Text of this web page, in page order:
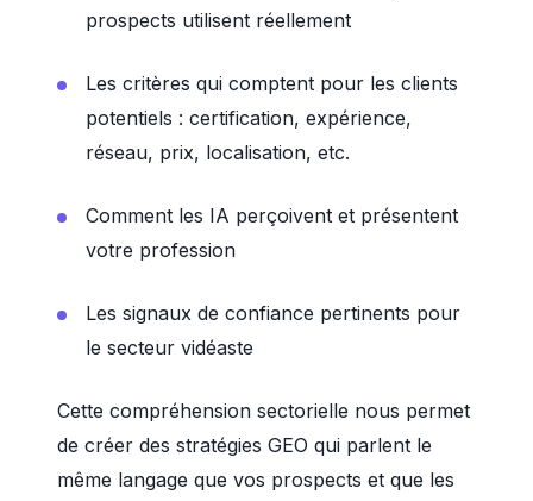
prospects utilisent réellement
Les critères qui comptent pour les clients
potentiels : certification, expérience,
réseau, prix, localisation, etc.
Comment les IA perçoivent et présentent
votre profession
Les signaux de confiance pertinents pour
le secteur vidéaste
Cette compréhension sectorielle nous permet
de créer des stratégies GEO qui parlent le
même langage que vos prospects et que les